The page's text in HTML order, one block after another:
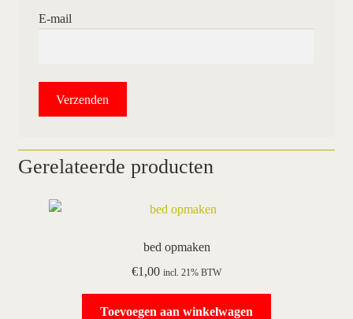
E-mail
Gerelateerde producten
bed opmaken
€1,00 incl. 21% BTW
Toevoegen aan winkelwagen